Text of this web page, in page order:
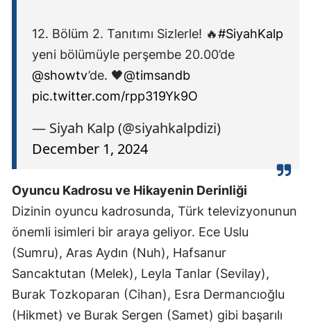
12.⁠ ⁠Bölüm 2. Tanıtımı Sizlerle! 🔥#SiyahKalp
yeni bölümüyle perşembe 20.00’de
@showtv’de. 🖤@timsandb
pic.twitter.com/rpp319Yk9O
— Siyah Kalp (@siyahkalpdizi)
December 1, 2024
Oyuncu Kadrosu ve Hikayenin Derinliği
Dizinin oyuncu kadrosunda, Türk televizyonunun
önemli isimleri bir araya geliyor. Ece Uslu
(Sumru), Aras Aydın (Nuh), Hafsanur
Sancaktutan (Melek), Leyla Tanlar (Sevilay),
Burak Tozkoparan (Cihan), Esra Dermancıoğlu
(Hikmet) ve Burak Sergen (Samet) gibi başarılı